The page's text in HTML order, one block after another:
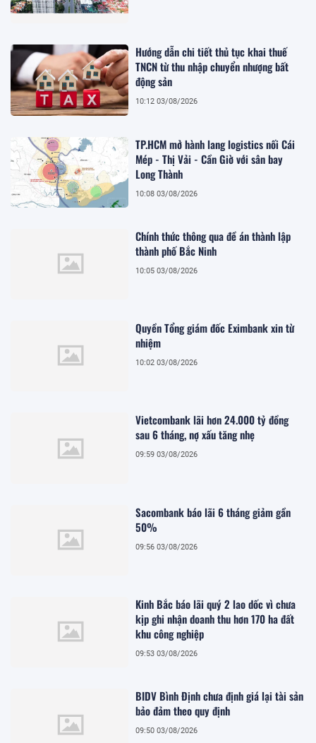
Hướng dẫn chi tiết thủ tục khai thuế
TNCN từ thu nhập chuyển nhượng bất
động sản
10:12 03/08/2026
TP.HCM mở hành lang logistics nối Cái
Mép - Thị Vải - Cần Giờ với sân bay
Long Thành
10:08 03/08/2026
Chính thức thông qua đề án thành lập
thành phố Bắc Ninh
10:05 03/08/2026
Quyền Tổng giám đốc Eximbank xin từ
nhiệm
10:02 03/08/2026
Vietcombank lãi hơn 24.000 tỷ đồng
sau 6 tháng, nợ xấu tăng nhẹ
09:59 03/08/2026
Sacombank báo lãi 6 tháng giảm gần
50%
09:56 03/08/2026
Kinh Bắc báo lãi quý 2 lao dốc vì chưa
kịp ghi nhận doanh thu hơn 170 ha đất
khu công nghiệp
09:53 03/08/2026
BIDV Bình Định chưa định giá lại tài sản
bảo đảm theo quy định
09:50 03/08/2026